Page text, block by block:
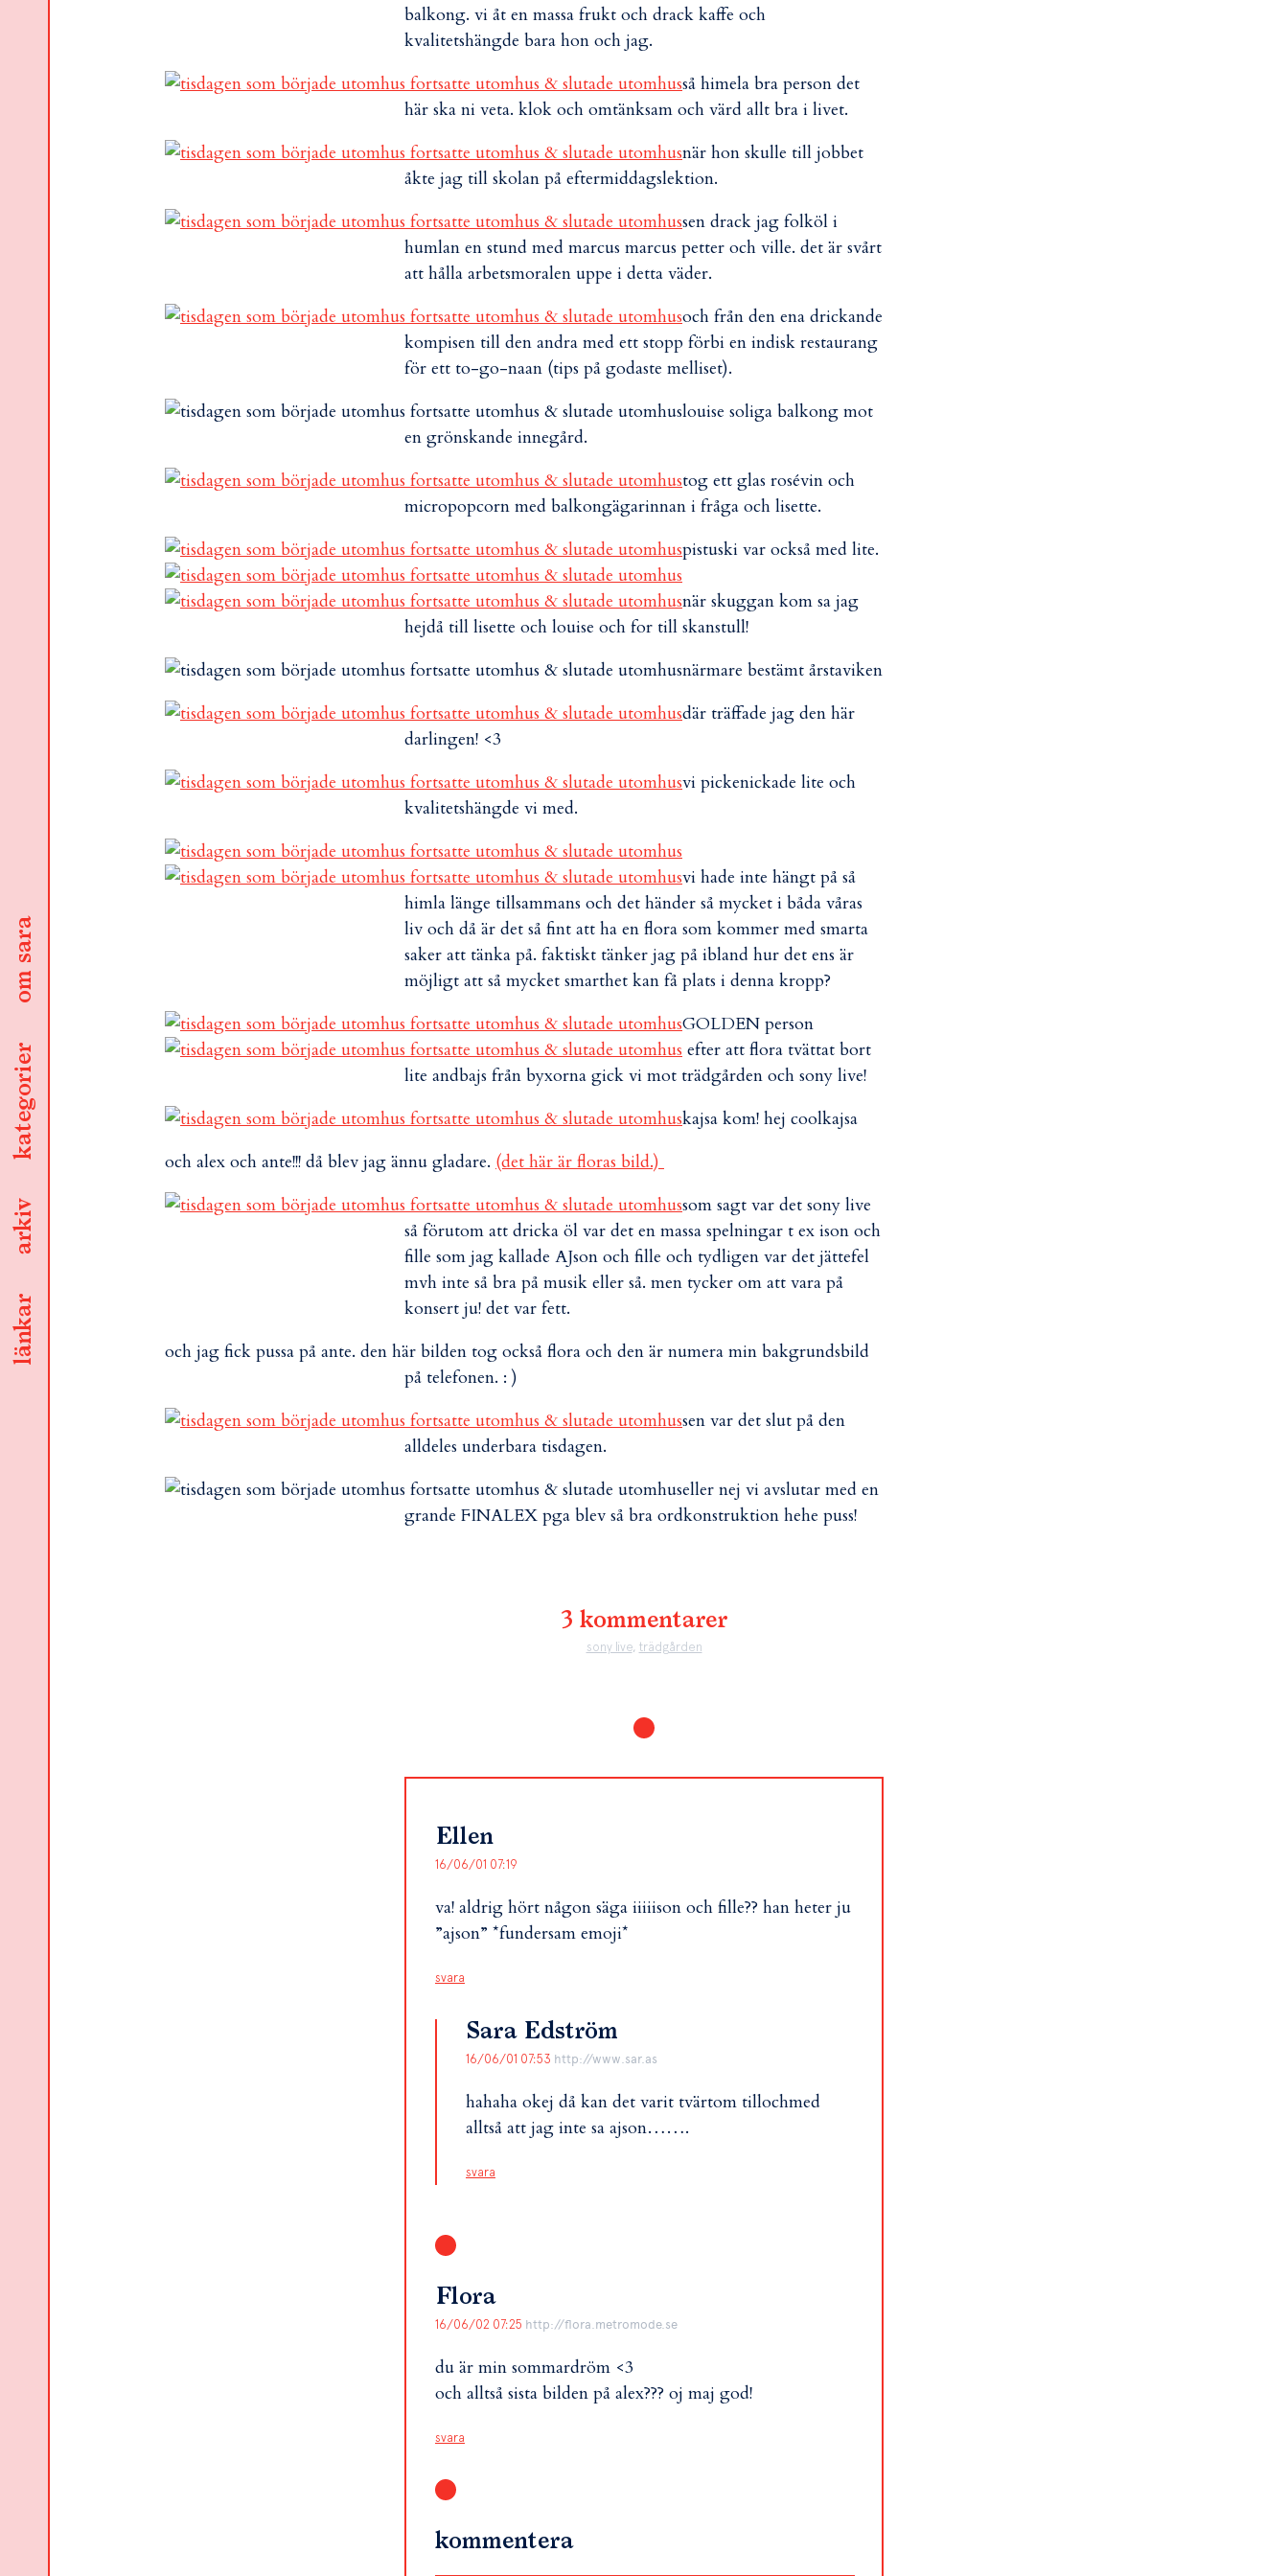
länkar
arkiv
kategorier
om sara
balkong. vi åt en massa frukt och drack kaffe och
kvalitetshängde bara hon och jag.
så himela bra person det
här ska ni veta. klok och omtänksam och värd allt bra i livet.
när hon skulle till jobbet
åkte jag till skolan på eftermiddagslektion.
sen drack jag folköl i
humlan en stund med marcus marcus petter och ville. det är svårt
att hålla arbetsmoralen uppe i detta väder.
och från den ena drickande
kompisen till den andra med ett stopp förbi en indisk restaurang
för ett to-go-naan (tips på godaste melliset).
louise soliga balkong mot
en grönskande innegård.
tog ett glas rosévin och
micropopcorn med balkongägarinnan i fråga och lisette.
pistuski var också med lite.
när skuggan kom sa jag
hejdå till lisette och louise och for till skanstull!
närmare bestämt årstaviken
där träffade jag den här
darlingen! <3
vi pickenickade lite och
kvalitetshängde vi med.
vi hade inte hängt på så
himla länge tillsammans och det händer så mycket i båda våras
liv och då är det så fint att ha en flora som kommer med smarta
saker att tänka på. faktiskt tänker jag på ibland hur det ens är
möjligt att så mycket smarthet kan få plats i denna kropp?
GOLDEN person
efter att flora tvättat bort
lite andbajs från byxorna gick vi mot trädgården och sony live!
kajsa kom! hej coolkajsa
och alex och ante!!! då blev jag ännu gladare. (det här är floras bild.)
som sagt var det sony live
så förutom att dricka öl var det en massa spelningar t ex ison och
fille som jag kallade AJson och fille och tydligen var det jättefel
mvh inte så bra på musik eller så. men tycker om att vara på
konsert ju! det var fett.
och jag fick pussa på ante. den här bilden tog också flora och den är numera min bakgrundsbild
på telefonen. : )
sen var det slut på den
alldeles underbara tisdagen.
eller nej vi avslutar med en
grande FINALEX pga blev så bra ordkonstruktion hehe puss!
3 kommentarer
sony live, trädgården
Ellen
16/06/01 07:19
va! aldrig hört någon säga iiiiison och fille?? han heter ju
”ajson” *fundersam emoji*
svara
Sara Edström
16/06/01 07:53 http://www.sar.as
hahaha okej då kan det varit tvärtom tillochmed
alltså att jag inte sa ajson…….
svara
Flora
16/06/02 07:25 http://flora.metromode.se
du är min sommardröm <3
och alltså sista bilden på alex??? oj maj god!
svara
kommentera